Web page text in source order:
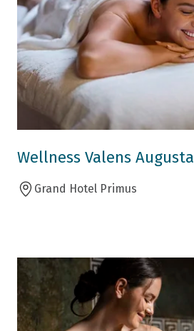
Wellness Valens Augusta
Grand Hotel Primus